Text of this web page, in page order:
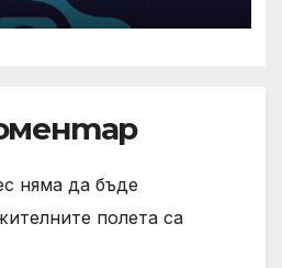
навлизане на
в
няма да бъде
полета са